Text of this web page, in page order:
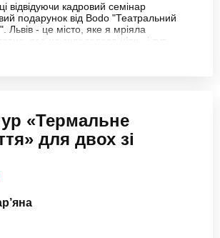
відвідуючи кадровий семінар
подарунок від Bodo "Театральний
". Львів - це місто, яке я мріяла
все не складалося ніяк - і тут
Ну що я можу сказати? Це дійсно Вау.
із моїх мрій + ми відвідали
«Термальне
для двох зі